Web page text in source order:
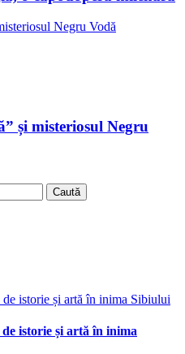
și misteriosul Negru
istorie și artă în inima